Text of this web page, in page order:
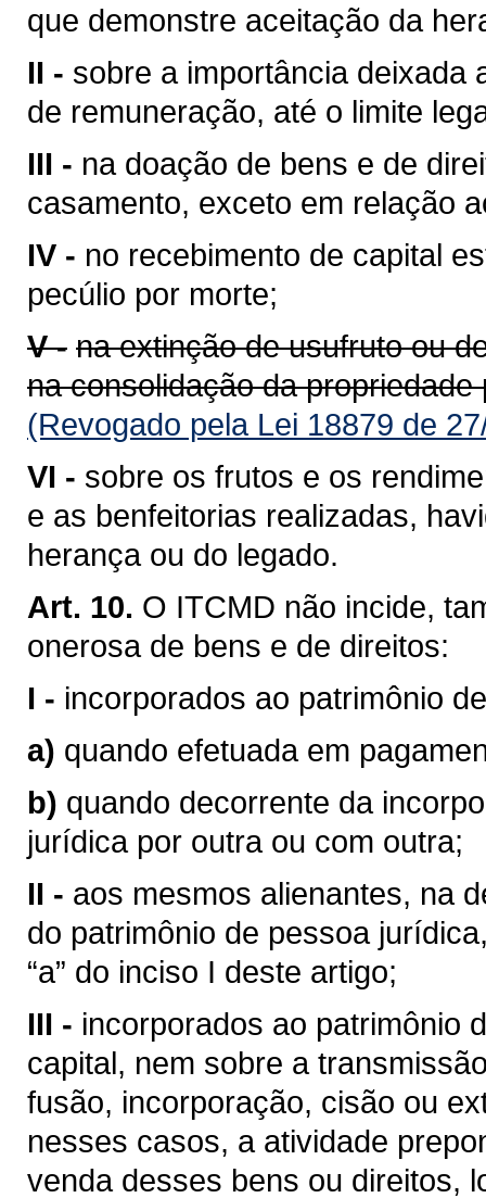
que demonstre aceitação da
II - sobre a importância deixada
de remuneração, até o limite
III - na doação de bens e de
casamento, exceto em relação
IV - no recebimento de capital
pecúlio por morte;
V - na extinção de usufruto ou
na consolidação da propriedade
(Revogado pela Lei 18879 de
VI - sobre os frutos e os
e as benfeitorias realizadas,
herança ou do legado.
Art. 10. O ITCMD não incide,
onerosa de bens e de direitos:
I - incorporados ao patrimônio
a) quando efetuada em
b) quando decorrente da
jurídica por outra ou com outra;
II - aos mesmos alienantes, na
do patrimônio de pessoa
“a” do inciso I deste artigo;
III - incorporados ao patrimônio
capital, nem sobre a
fusão, incorporação, cisão ou
nesses casos, a atividade
venda desses bens ou direitos,